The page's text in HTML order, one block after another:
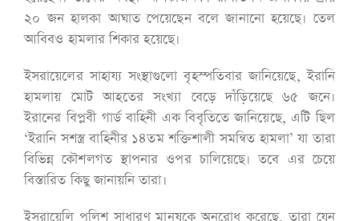
২০ জন হালকা আঘাত পেয়েছেন বলে জানানো হয়েছে। তেল
আবিবও হামলার শিকার হয়েছে।
ইসরায়েলের সাহায্য সংস্থাগুলো বৃহস্পতিবার জানিয়েছে, ইরানি
হামলায় মোট আহতের সংখ্যা বেড়ে দাঁড়িয়েছে ৬৫ জনে।
ইরানের বিপ্লবী গার্ড বাহিনী এক বিবৃতিতে জানিয়েছে, এটি ছিল
‌‘ইরানি সশস্ত্র বাহিনীর ১৪তম শক্তিশালী সমন্বিত হামলা’ যা তারা
বিভিন্ন কৌশলগত স্থাপনার ওপর চালিয়েছে। তবে এর চেয়ে
বিস্তারিত কিছু জানায়নি তারা।